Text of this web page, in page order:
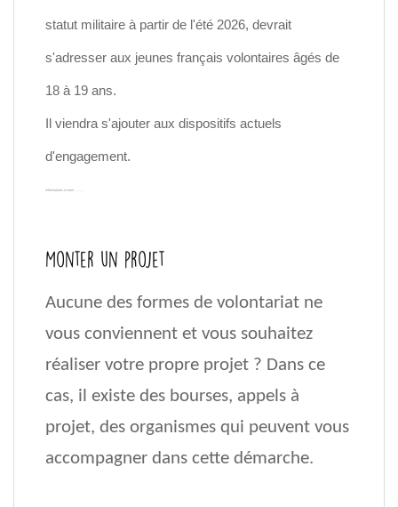
statut militaire à partir de l'été 2026, devrait
s'adresser aux jeunes français volontaires âgés de
18 à 19 ans.
Il viendra s'ajouter aux dispositifs actuels
d'engagement.
Informations à venir
Monter un projet
Aucune des formes de volontariat ne
vous conviennent et vous souhaitez
réaliser votre propre projet ? Dans ce
cas, il existe des bourses, appels à
projet, des organismes qui peuvent vous
accompagner dans cette démarche.